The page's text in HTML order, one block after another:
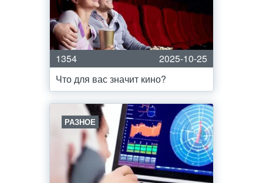
1354
2025-10-25
Что для вас значит кино?
РАЗНОЕ